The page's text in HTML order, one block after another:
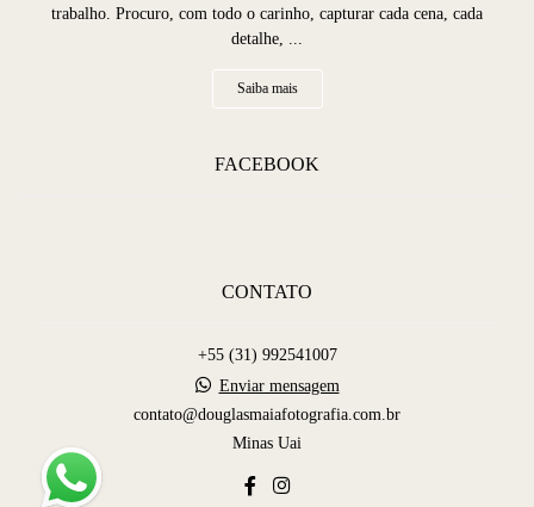
trabalho. Procuro, com todo o carinho, capturar cada cena, cada
detalhe, ...
Saiba mais
FACEBOOK
CONTATO
+55 (31) 992541007
Enviar mensagem
contato@douglasmaiafotografia.com.br
Minas Uai